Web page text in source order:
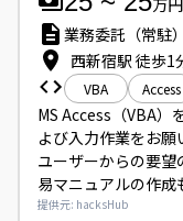
万
業務委託（常駐）
西新宿駅 徒歩1
VBA Access
MS Access（VBA）
よび入力作業をお願
ユーザーからの要
易マニュアルの作成
提供元: hacksHub